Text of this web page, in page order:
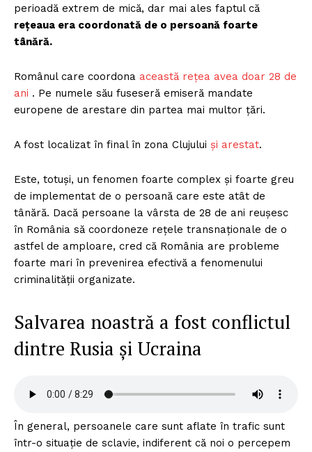
perioadă extrem de mică, dar mai ales faptul că
rețeaua era coordonată de o persoană foarte
tânără.
Românul care coordona această rețea avea doar 28 de
ani . Pe numele său fuseseră emiseră mandate
europene de arestare din partea mai multor țări.
A fost localizat în final în zona Clujului și arestat.
Este, totuși, un fenomen foarte complex și foarte greu
de implementat de o persoană care este atât de
tânără. Dacă persoane la vârsta de 28 de ani reușesc
în România să coordoneze rețele transnaționale de o
astfel de amploare, cred că România are probleme
foarte mari în prevenirea efectivă a fenomenului
criminalității organizate.
Salvarea noastră a fost conflictul
dintre Rusia și Ucraina
În general, persoanele care sunt aflate în trafic sunt
într-o situație de sclavie, indiferent că noi o percepem